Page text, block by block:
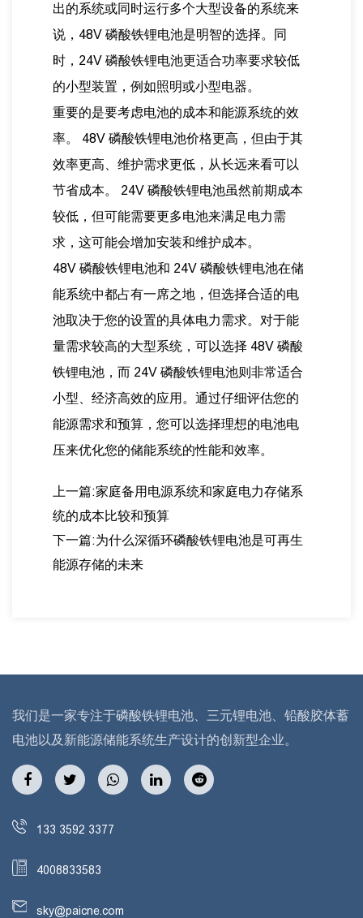
出的系统或同时运行多个大型设备的系统来
说，48V 磷酸铁锂电池是明智的选择。同
时，24V 磷酸铁锂电池更适合功率要求较低
的小型装置，例如照明或小型电器。
重要的是要考虑电池的成本和能源系统的效
率。 48V 磷酸铁锂电池价格更高，但由于其
效率更高、维护需求更低，从长远来看可以
节省成本。 24V 磷酸铁锂电池虽然前期成本
较低，但可能需要更多电池来满足电力需
求，这可能会增加安装和维护成本。
48V 磷酸铁锂电池和 24V 磷酸铁锂电池在储
能系统中都占有一席之地，但选择合适的电
池取决于您的设置的具体电力需求。对于能
量需求较高的大型系统，可以选择 48V 磷酸
铁锂电池，而 24V 磷酸铁锂电池则非常适合
小型、经济高效的应用。通过仔细评估您的
能源需求和预算，您可以选择理想的电池电
压来优化您的储能系统的性能和效率。
上一篇:家庭备用电源系统和家庭电力存储系
统的成本比较和预算
下一篇:为什么深循环磷酸铁锂电池是可再生
能源存储的未来
我们是一家专注于磷酸铁锂电池、三元锂电池、铅酸胶体蓄
电池以及新能源储能系统生产设计的创新型企业。
133 3592 3377
4008833583
sky@paicne.com